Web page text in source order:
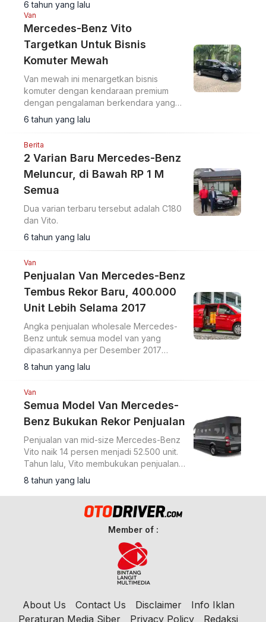
6 tahun yang lalu
Van
Mercedes-Benz Vito
Targetkan Untuk Bisnis
Komuter Mewah
Van mewah ini menargetkan bisnis
komuter dengan kendaraan premium
dengan pengalaman berkendara yang
istimewa. New Vito dibanderol mulai Rp
939 juta (off the road).
6 tahun yang lalu
Berita
2 Varian Baru Mercedes-Benz
Meluncur, di Bawah RP 1 M
Semua
Dua varian terbaru tersebut adalah C180
dan Vito.
6 tahun yang lalu
Van
Penjualan Van Mercedes-Benz
Tembus Rekor Baru, 400.000
Unit Lebih Selama 2017
Angka penjualan wholesale Mercedes-
Benz untuk semua model van yang
dipasarkannya per Desember 2017
mencapai angka 401.000 unit atau naik
12 persen dari perolehan penjualan di
8 tahun yang lalu
Van
Semua Model Van Mercedes-
Benz Bukukan Rekor Penjualan
Penjualan van mid-size Mercedes-Benz
Vito naik 14 persen menjadi 52.500 unit.
Tahun lalu, Vito membukukan penjualan
46.000 unit.
8 tahun yang lalu
Member of :
About Us Contact Us Disclaimer
Info Iklan
Peraturan Media Siber
Privacy Policy Redaksi